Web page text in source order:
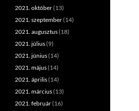
2021. október(13)
2021. szeptember(14)
2021. augusztus(18)
2021. július(9)
2021. június(14)
2021. május(14)
2021. április(14)
2021. március(13)
2021. február(16)